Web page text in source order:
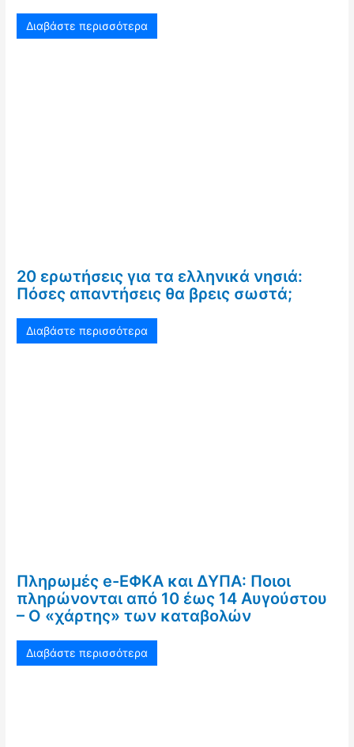
Διαβάστε περισσότερα
20 ερωτήσεις για τα ελληνικά νησιά:
Πόσες απαντήσεις θα βρεις σωστά;
Διαβάστε περισσότερα
Πληρωμές e-ΕΦΚΑ και ΔΥΠΑ: Ποιοι
πληρώνονται από 10 έως 14 Αυγούστου
– Ο «χάρτης» των καταβολών
Διαβάστε περισσότερα